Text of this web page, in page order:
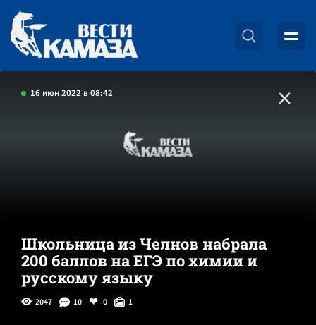
16 июн 2022 в 08:42
Школьница из Челнов набрала
200 баллов на ЕГЭ по химии и
русскому языку
2047 10 0 1